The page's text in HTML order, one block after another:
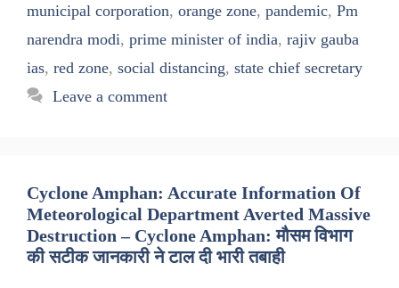
municipal corporation, orange zone, pandemic, Pm
narendra modi, prime minister of india, rajiv gauba
ias, red zone, social distancing, state chief secretary
Leave a comment
Cyclone Amphan: Accurate Information Of
Meteorological Department Averted Massive
Destruction – Cyclone Amphan: मौसम विभाग
की सटीक जानकारी ने टाल दी भारी तबाही